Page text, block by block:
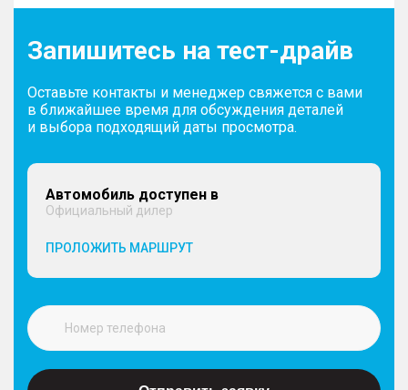
Запишитесь на тест-драйв
Оставьте контакты и менеджер свяжется с вами
в ближайшее время для обсуждения деталей
и выбора подходящий даты просмотра.
Автомобиль доступен в
Официальный дилер
ПРОЛОЖИТЬ МАРШРУТ